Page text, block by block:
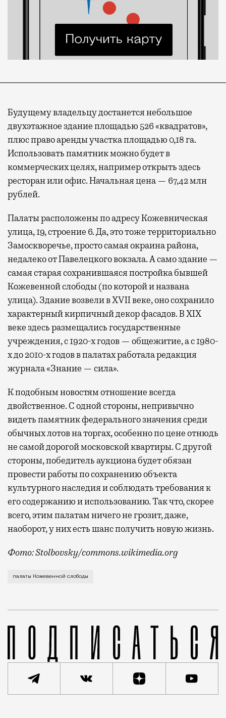
Будущему владельцу достанется небольшое
двухэтажное здание площадью 526 «квадратов»,
плюс право аренды участка площадью 0,18 га.
Использовать памятник можно будет в
коммерческих целях, например открыть здесь
ресторан или офис. Начальная цена — 67,42 млн
рублей.
Палаты расположены по адресу Кожевническая
улица, 19, строение 6. Да, это тоже территориально
Замоскворечье, просто самая окраина района,
недалеко от Павелецкого вокзала. А само здание —
самая старая сохранившаяся постройка бывшей
Кожевенной слободы (по которой и названа
улица). Здание возвели в XVII веке, оно сохранило
характерный кирпичный декор фасадов. В XIX
веке здесь размещались государственные
учреждения, с 1920-х годов — общежитие, а с 1980-
х до 2010-х годов в палатах работала редакция
журнала «Знание — сила».
К подобным новостям отношение всегда
двойственное. С одной стороны, непривычно
видеть памятник федерального значения среди
обычных лотов на торгах, особенно по цене отнюдь
не самой дорогой московской квартиры. С другой
стороны, победитель аукциона будет обязан
провести работы по сохранению объекта
культурного наследия и соблюдать требования к
его содержанию и использованию. Так что, скорее
всего, этим палатам ничего не грозит, даже,
наоборот, у них есть шанс получить новую жизнь.
Фото: Stolbovsky/commons.wikimedia.org
Московский рынок недвижимости пополнился
палаты Кожевенной слободы